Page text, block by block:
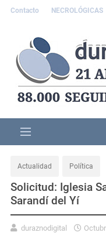
Contacto NECROLÓGICAS
Actualidad Política
Solicitud: Iglesia
Sarandí del Yí
duraznodigital